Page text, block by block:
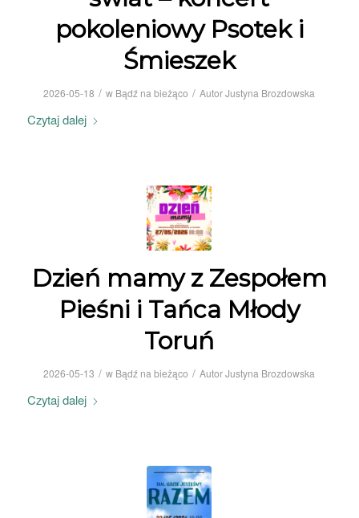
pokoleniowy Psotek i
Śmieszek
2026-05-18 / w Bądź na bieżąco / AutorJustyna Brozdowska
Czytaj dalej
Dzień mamy z Zespołem
Pieśni i Tańca Młody
Toruń
2026-05-13 / w Bądź na bieżąco / AutorJustyna Brozdowska
Czytaj dalej